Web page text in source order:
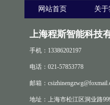
网站首页 关
上海程斯智能科技
手机：13386202197
电话：021-57853778
邮箱：
地址：上海市松江区洞业路